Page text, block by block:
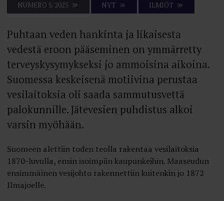
NUMERO 5/2025 NYT ILMIÖT
Puhtaan veden hankinta ja likaisesta
vedestä eroon pääseminen on ymmärretty
terveyskysymykseksi jo ammoisina aikoina.
Suomessa keskeisenä motiivina perustaa
vesilaitoksia oli saada sammutusvettä
palokunnille. Jätevesien puhdistus alkoi
varsin myöhään.
Suomeen alettiin toden teolla rakentaa vesilaitoksia
1870-luvulla, ensin isoimpiin kaupunkeihin. Maaseudun
ensimmäinen vesijohto rakennettiin kuitenkin jo 1872
Ilmajoelle.